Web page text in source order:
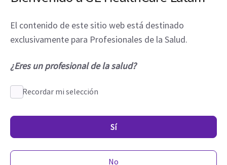
El contenido de este sitio web está destinado
exclusivamente para Profesionales de la Salud.
¿Eres un profesional de la salud?
Recordar mi selección
Sí
No